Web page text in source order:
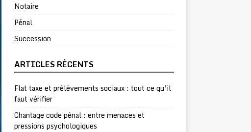
Notaire
Pénal
Succession
ARTICLES RÉCENTS
Flat taxe et prélèvements sociaux : tout ce qu’il
faut vérifier
Chantage code pénal : entre menaces et
pressions psychologiques